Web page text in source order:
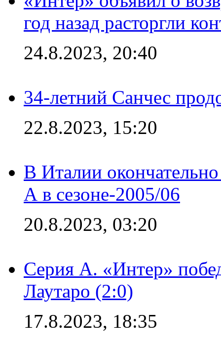
год назад расторгли
24.8.2023, 20:40
34-летний Санчес
22.8.2023, 15:20
В Италии
А в сезоне-2005/06
20.8.2023, 03:20
Серия А. «Интер»
Лаутаро (2:0)
17.8.2023, 18:35